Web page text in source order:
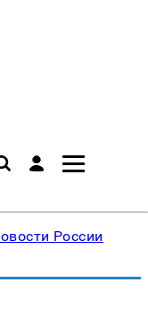
России